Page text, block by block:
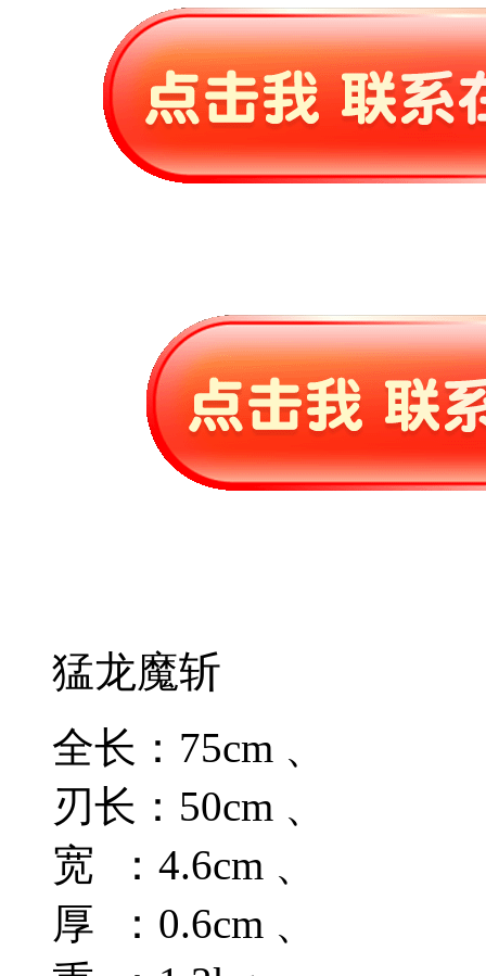
猛龙魔斩
全长：75cm 、
刃长：50cm 、
宽 ：4.6cm 、
厚 ：0.6cm 、